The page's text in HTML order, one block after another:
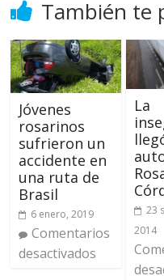
También te
Jóvenes
rosarinos
sufrieron un
accidente en
una ruta de
Brasil
6 enero, 2019
Comentarios
desactivados
La
23
2014